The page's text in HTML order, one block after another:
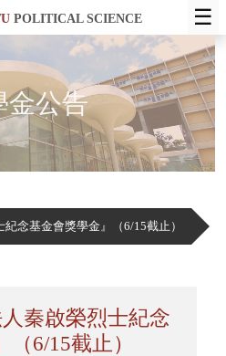
POLITICAL SCIENCE ☰
金公告
念基金會獎學金』（6/15截止）
秦啟榮烈士紀念
6/15截止）